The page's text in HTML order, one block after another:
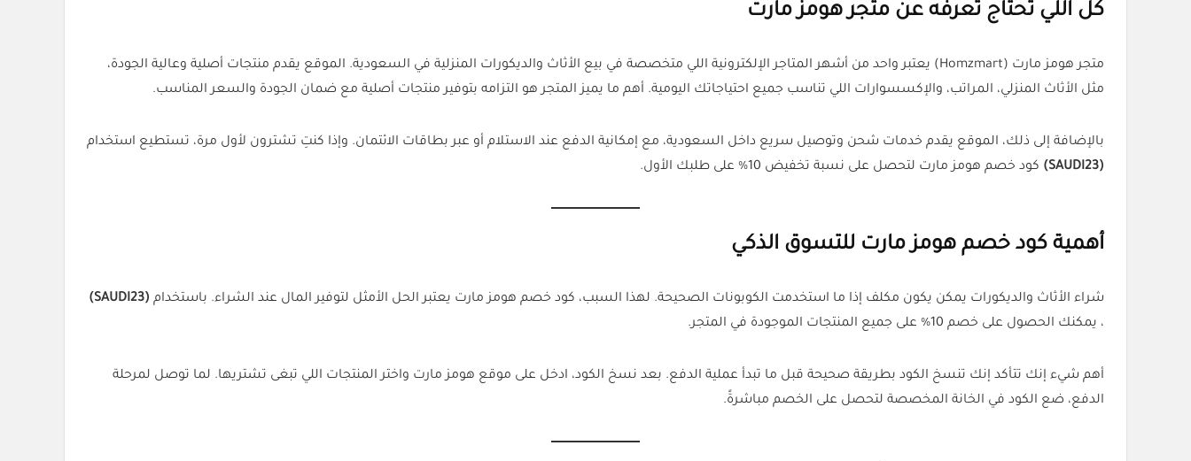
كل اللي تحتاج تعرفه عن متجر هومز مارت
متجر هومز مارت (Homzmart) يعتبر واحد من أشهر المتاجر الإلكترونية اللي متخصصة في بيع الأثاث والديكورات المنزلية في السعودية. الموقع يقدم منتجات أصلية وعالية الجودة،
مثل الأثاث المنزلي، المراتب، والإكسسوارات اللي تناسب جميع احتياجاتك اليومية. أهم ما يميز المتجر هو التزامه بتوفير منتجات أصلية مع ضمان الجودة والسعر المناسب.
بالإضافة إلى ذلك، الموقع يقدم خدمات شحن وتوصيل سريع داخل السعودية، مع إمكانية الدفع عند الاستلام أو عبر بطاقات الائتمان. وإذا كنتِ تشترون لأول مرة، تستطيع استخدام
(SAUDI23)
كود خصم هومز مارت لتحصل على نسبة تخفيض 10% على طلبك الأول.
أهمية كود خصم هومز مارت للتسوق الذكي
شراء الأثاث والديكورات يمكن يكون مكلف إذا ما استخدمت الكوبونات الصحيحة. لهذا السبب، كود خصم هومز مارت يعتبر الحل الأمثل لتوفير المال عند الشراء. باستخدام (SAUDI23)
، يمكنك الحصول على خصم 10% على جميع المنتجات الموجودة في المتجر.
أهم شيء إنك تتأكد إنك تنسخ الكود بطريقة صحيحة قبل ما تبدأ عملية الدفع. بعد نسخ الكود، ادخل على موقع هومز مارت واختر المنتجات اللي تبغى تشتريها. لما توصل لمرحلة
الدفع، ضع الكود في الخانة المخصصة لتحصل على الخصم مباشرةً.